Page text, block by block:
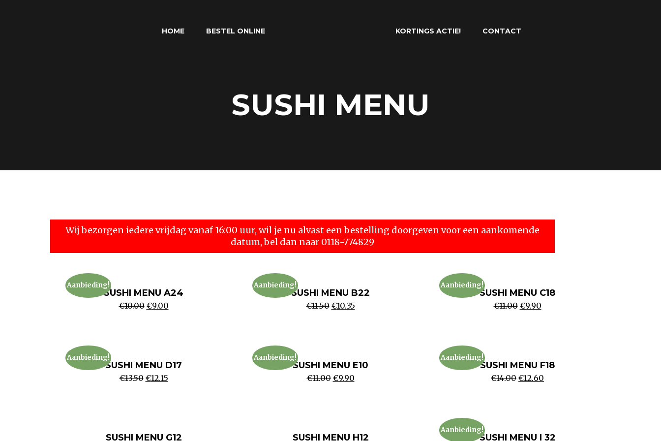
HOME BESTEL ONLINE KORTINGS ACTIE! CONTACT
SUSHI MENU
Wij bezorgen iedere vrijdag vanaf 16:00 uur, wil je nu alvast een bestelling doorgeven voor een aankomende
datum, bel dan naar 0118-774829
Aanbieding!
SUSHI MENU A24
€10.00 €9.00
Aanbieding!
SUSHI MENU B22
€11.50 €10.35
Aanbieding!
SUSHI MENU C18
€11.00 €9.90
Aanbieding!
SUSHI MENU D17
€13.50 €12.15
Aanbieding!
SUSHI MENU E10
€11.00 €9.90
Aanbieding!
SUSHI MENU F18
€14.00 €12.60
SUSHI MENU G12 SUSHI MENU H12
Aanbieding!
SUSHI MENU I 32